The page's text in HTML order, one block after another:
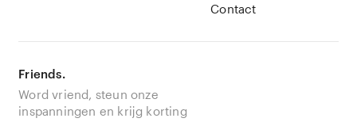
Contact
Friends.
Word vriend, steun onze
inspanningen en krijg korting